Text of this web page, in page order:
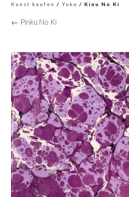
Kunst kaufen /Yuko / Kinu No Ki
← Pinku No Ki